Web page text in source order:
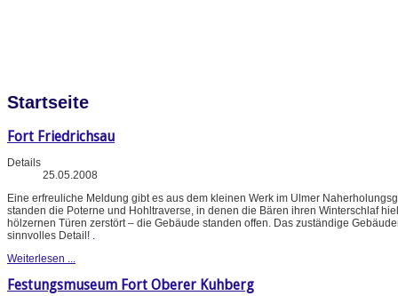
Startseite
Fort Friedrichsau
Details
25.05.2008
Eine erfreuliche Meldung gibt es aus dem kleinen Werk im Ulmer
standen die Poterne und Hohltraverse, in denen die Bären ihren Winterschlaf
hölzernen Türen zerstört – die Gebäude standen offen. Das zuständige
sinnvolles Detail! .
Weiterlesen ...
Festungsmuseum Fort Oberer Kuhberg